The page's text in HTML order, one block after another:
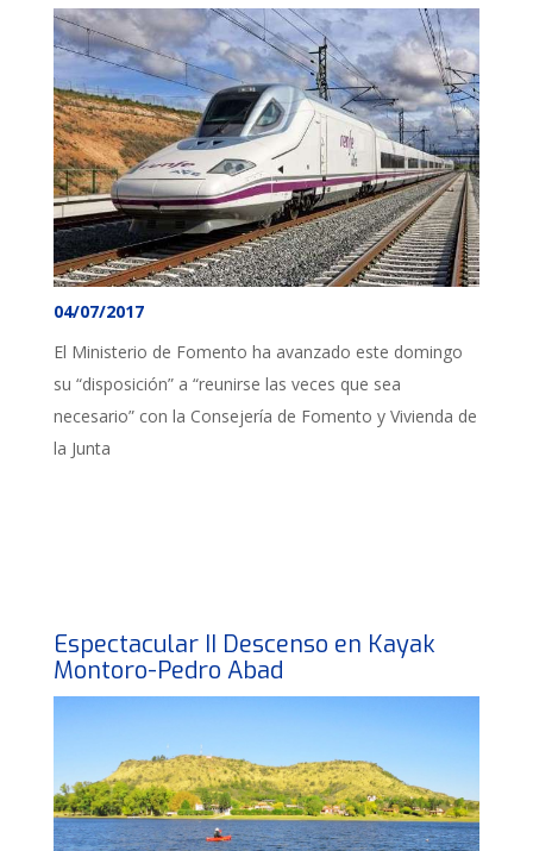
04/07/2017
El Ministerio de Fomento ha avanzado este domingo
su “disposición” a “reunirse las veces que sea
necesario” con la Consejería de Fomento y Vivienda de
la Junta
Espectacular II Descenso en Kayak
Montoro-Pedro Abad